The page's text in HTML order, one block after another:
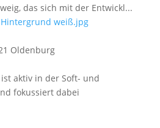
das sich mit der Entwickl...
Oldenburg
aktiv in der Soft- und
fokussiert dabei